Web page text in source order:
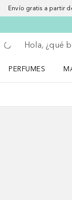
Envío gratis a partir
Regresar
Ejecutar búsqueda
PERFUMES